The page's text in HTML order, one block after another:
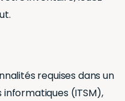
requises dans un
(ITSM),